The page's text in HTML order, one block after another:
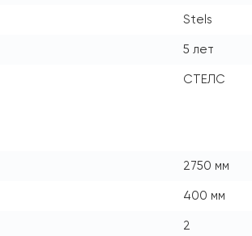
Stels
5 лет
СТЕЛС
2750 мм
400 мм
2